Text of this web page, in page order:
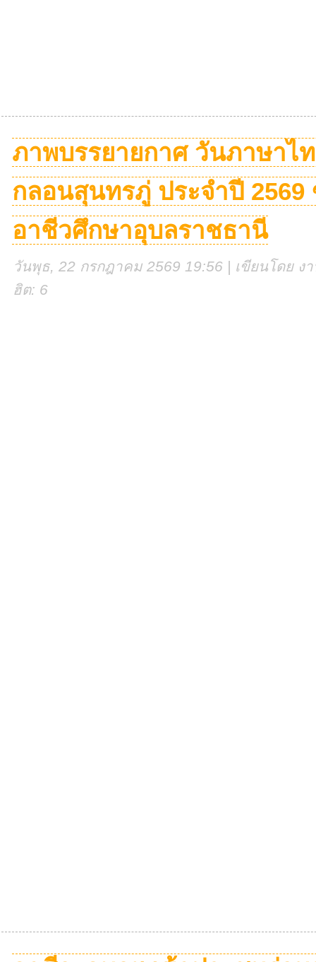
ภาพบรรยายกาศ วันภาษาไ
กลอนสุนทรภู่ ประจำปี 2569
อาชีวศึกษาอุบลราชธานี
วันพุธ, 22 กรกฎาคม 2569 19:56 | เขียนโดย ง
ฮิต: 6